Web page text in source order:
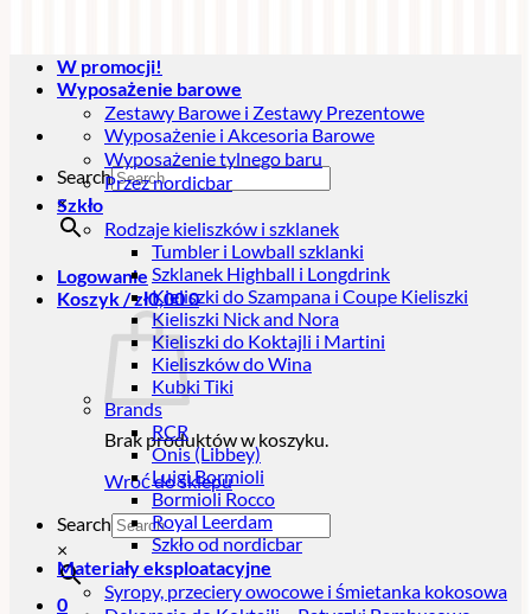
Search
×
Logowanie
Koszyk /zł0,000
Brak produktów w koszyku.
Wróć do sklepu
Search
×
0
W promocji!
Wyposażenie barowe
Zestawy Barowe i Zestawy Prezentowe
Wyposażenie i Akcesoria Barowe
Wyposażenie tylnego baru
Przez nordicbar
Szkło
Rodzaje kieliszków i szklanek
Tumbler i Lowball szklanki
Szklanek Highball i Longdrink
Kieliszki do Szampana i Coupe Kieliszki
Kieliszki Nick and Nora
Kieliszki do Koktajli i Martini
Kieliszków do Wina
Kubki Tiki
Brands
RCR
Onis (Libbey)
Luigi Bormioli
Bormioli Rocco
Royal Leerdam
Szkło od nordicbar
Materiały eksploatacyjne
Syropy, przeciery owocowe i śmietanka kokosowa